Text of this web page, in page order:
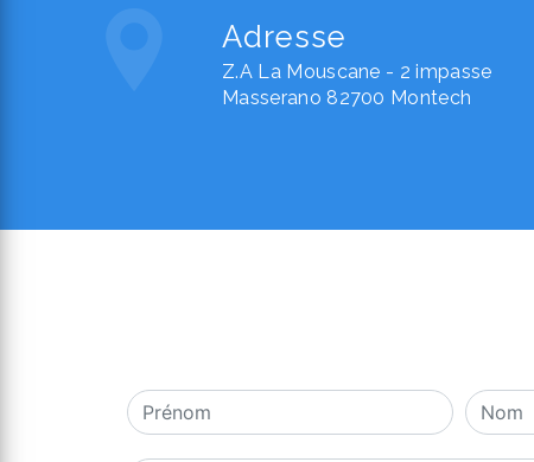
Adresse
Z.A La Mouscane - 2 impasse
Masserano 82700 Montech